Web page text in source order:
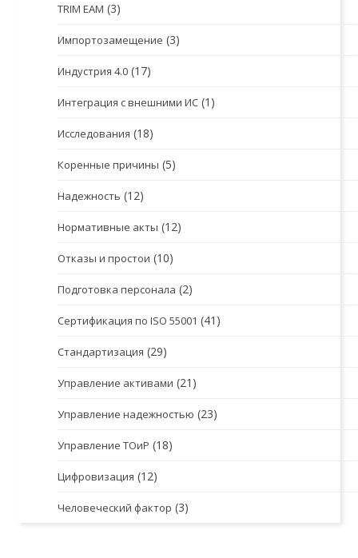
TRIM EAM (3)
Импортозамещение (3)
Индустрия 4.0 (17)
Интеграция с внешними ИС (1)
Исследования (18)
Коренные причины (5)
Надежность (12)
Нормативные акты (12)
Отказы и простои (10)
Подготовка персонала (2)
Сертификация по ISO 55001 (41)
Стандартизация (29)
Управление активами (21)
Управление надежностью (23)
Управление ТОиР (18)
Цифровизация (12)
Человеческий фактор (3)